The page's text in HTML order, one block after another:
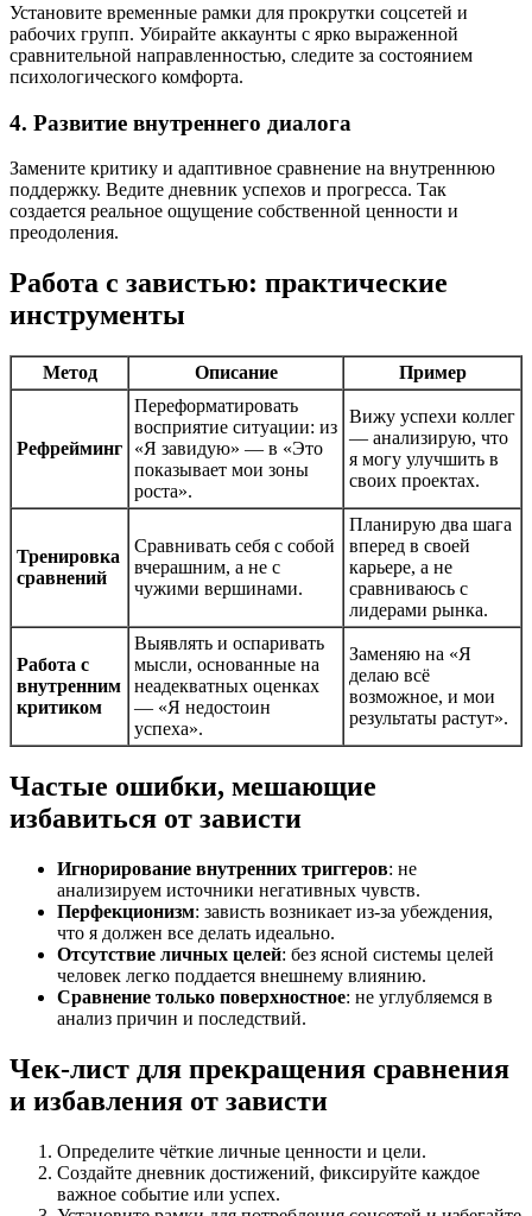
Установите временные рамки для прокрутки соцсетей и
рабочих групп. Убирайте аккаунты с ярко выраженной
сравнительной направленностью, следите за состоянием
психологического комфорта.
4. Развитие внутреннего диалога
Замените критику и адаптивное сравнение на внутреннюю
поддержку. Ведите дневник успехов и прогресса. Так
создается реальное ощущение собственной ценности и
преодоления.
Работа с завистью: практические
инструменты
Метод Описание Пример
Рефрейминг
Переформатировать
восприятие ситуации: из
«Я завидую» — в «Это
показывает мои зоны
роста».
Вижу успехи коллег
— анализирую, что
я могу улучшить в
своих проектах.
Тренировка
сравнений
Сравнивать себя с собой
вчерашним, а не с
чужими вершинами.
Планирую два шага
вперед в своей
карьере, а не
сравниваюсь с
лидерами рынка.
Работа с
внутренним
критиком
Выявлять и оспаривать
мысли, основанные на
неадекватных оценках
— «Я недостоин
успеха».
Заменяю на «Я
делаю всё
возможное, и мои
результаты растут».
Частые ошибки, мешающие
избавиться от зависти
Игнорирование внутренних триггеров: не
анализируем источники негативных чувств.
Перфекционизм: зависть возникает из-за убеждения,
что я должен все делать идеально.
Отсутствие личных целей: без ясной системы целей
человек легко поддается внешнему влиянию.
Сравнение только поверхностное: не углубляемся в
анализ причин и последствий.
Чек-лист для прекращения сравнения
и избавления от зависти
Определите чёткие личные ценности и цели.
Создайте дневник достижений, фиксируйте каждое
важное событие или успех.